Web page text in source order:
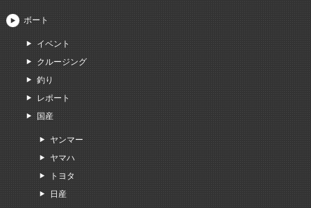
ボート
イベント
クルージング
釣り
レポート
国産
ヤンマー
ヤマハ
トヨタ
日産